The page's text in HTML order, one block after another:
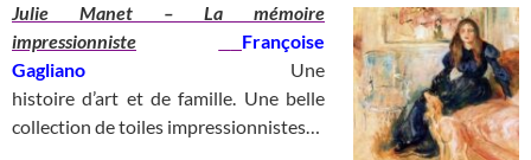
Julie Manet – La mémoire
impressionniste
Françoise
Gagliano
Une
histoire d’art et de famille. Une belle
collection de toiles impressionnistes…